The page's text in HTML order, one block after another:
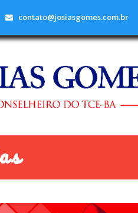
contato@josiasgomes.com.br